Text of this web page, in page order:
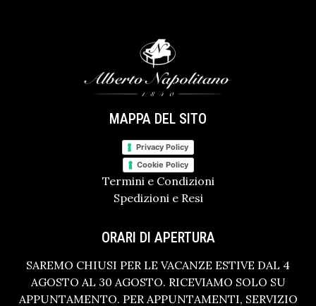
MAPPA DEL SITO
Privacy Policy
Cookie Policy
Termini e Condizioni
Spedizioni e Resi
ORARI DI APERTURA
SAREMO CHIUSI PER LE VACANZE ESTIVE DAL 4
AGOSTO AL 30 AGOSTO. RICEVIAMO SOLO SU
APPUNTAMENTO. PER APPUNTAMENTI, SERVIZIO